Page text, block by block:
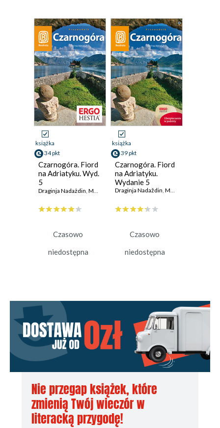
książka
34 pkt
Czarnogóra. Fiord
na Adriatyku. Wyd.
5
Draginja Nadażdin, Maciej Niedwiecki
Czasowo
niedostępna
książka
39 pkt
Czarnogóra. Fiord
na Adriatyku.
Wydanie 5
Draginja Nadaždin, Maciej Niedźwiecki
Czasowo
niedostępna
Nie przegap książek, które
zmienią Twój wieczór w
literacką przygodę!